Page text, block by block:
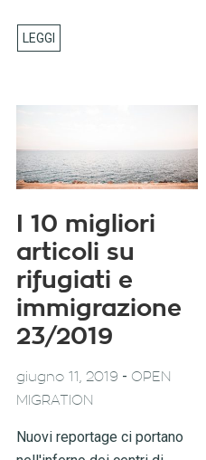
I 10 migliori
articoli su
rifugiati e
immigrazione
23/2019
giugno 11, 2019 - OPEN
MIGRATION
Nuovi reportage ci portano